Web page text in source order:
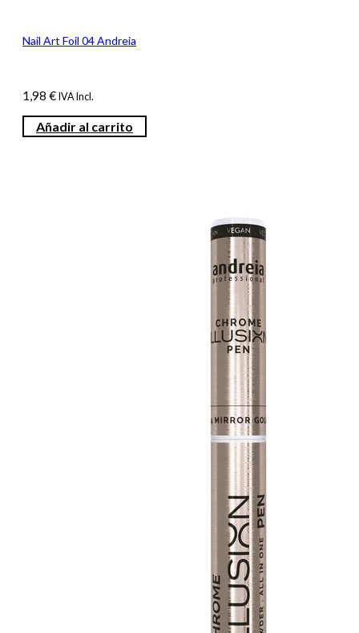
Nail Art Foil 04 Andreia
1,98 € IVA Incl.
Añadir al carrito